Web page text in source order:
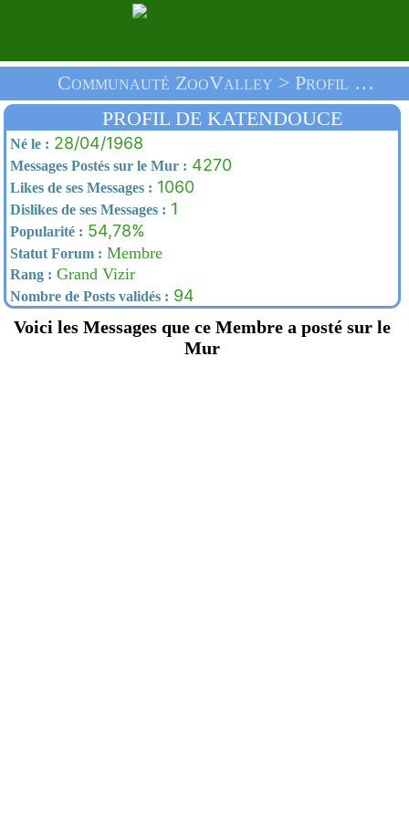
Communauté ZooValley > Profil De Katendouce > Accueil
PROFIL DE KATENDOUCE
Né le : 28/04/1968
Messages Postés sur le Mur : 4270
Likes de ses Messages : 1060
Dislikes de ses Messages : 1
Popularité : 54,78%
Statut Forum : Membre
Rang : Grand Vizir
Nombre de Posts validés : 94
Voici les Messages que ce Membre a posté sur le
Mur